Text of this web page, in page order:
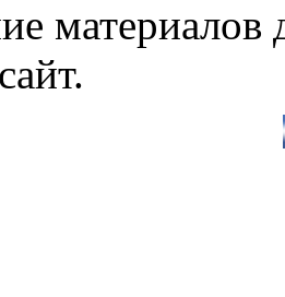
материалов